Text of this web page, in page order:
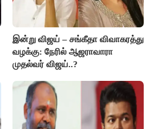
இன்று விஜய் – சங்கீதா விவாகரத்து
வழக்கு: நேரில் ஆஜராவாரா
முதல்வர் விஜய்..?